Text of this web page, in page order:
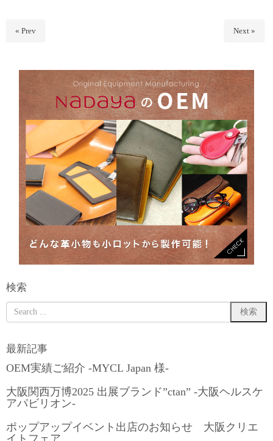
k
« Prev Next »
検索
最新記事
OEM実績ご紹介 -MYCL Japan 様-
大阪関西万博2025 出展ブランド”ctan” -大阪ヘルスケ
アパビリオン-
ポップアップイベント出店のお知らせ 大阪クリエ